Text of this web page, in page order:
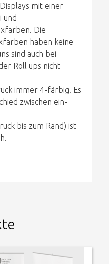
mit einer
und
Die
haben keine
sind auch bei
Roll ups nicht
immer 4-färbig. Es
zwischen ein-
bis zum Rand) ist